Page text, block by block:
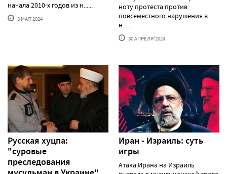
начала 2010-х годов из н......
3 МАЯ'2024
ноту протеста против
повсеместного нарушения в
н......
30 АПРЕЛЯ'2024
Русская хуцпа:
"суровые
преследования
Иран - Израиль: суть
игры
Атака Ирана на Израиль